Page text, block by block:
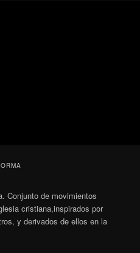
Conjunto de movimientos
cristiana,inspirados por
y derivados de ellos en la